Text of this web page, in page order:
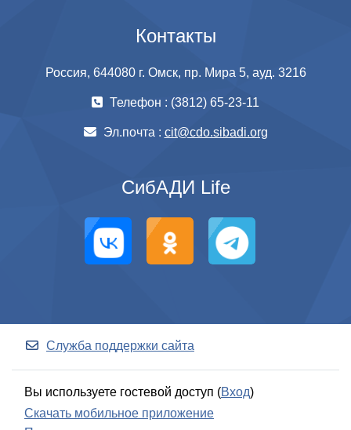
Контакты
Россия, 644080 г. Омск, пр. Мира 5, ауд. 3216
Телефон : (3812) 65-23-11
Эл.почта : cit@cdo.sibadi.org
СибАДИ Life
Служба поддержки сайта
Вы используете гостевой доступ (Вход)
Скачать мобильное приложение